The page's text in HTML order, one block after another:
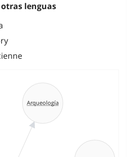
lenguas
Arqueología